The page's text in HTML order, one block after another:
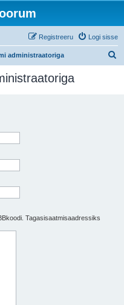
Logi sisse
Registreeru
administraatoriga
Tagasisaatmisaadressiks